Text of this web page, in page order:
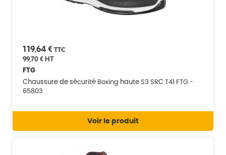
119,64 € TTC
99,70 €HT
FTG
Chaussure de sécurité Boxing haute S3 SRC T41 FTG -
65803
Voir le produit